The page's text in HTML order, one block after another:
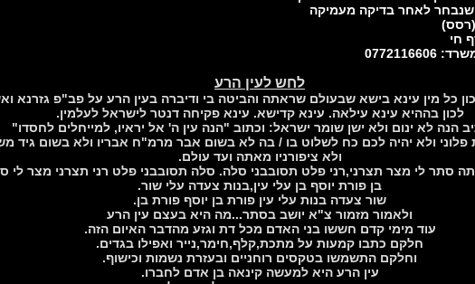
חי
לחש לעין הרע
כל מין עינא בישא שבעולם שראתה והביטה בי ודיברה בעין הרע על פב"פ גזרנא
לכון בההיא עינא עילאה. עינא קדישא. עינא פקיחה דנטר לישראל לעלמין.
הנה לא ינום ולא ישן שומר ישראל: וכתוב "הנה עין ה' אל יראיו, למייחלים לחסדו"
פלוני ולא יהיה לכם כח לשלוט בו / בה לא בשום אבר מרמ"ח אבריו ולא בשום גיד
ולא ציפורניו מאתה ועד עולם.
סתר לי מצר תצרני,רני פלט תסובבני סלה. סלה תסובבני פלט רני תצרני מצר לי
בן פורת יוסף בן עלי עין,בנות צעדה עלי שור.
שור צעדה בנות עלי עין פורת בן יוסף פורת בן.
ולאמור מזמור צ"א יושב בסתר...מה היא בעצם עין הרע
עוד מימי קדם חששו בני האדם מכל דת וגזע מהדבר האיום הזה.
חלקם כתבו קמעות על מתכת,קלף,חימר,נייר ואפילו בגדים.
וחלקם התשמשו בטקסים רוחניים ובעזרת נשמות וכישוף.
עין הרע היא למעשה קינאה בן אדם לחברו.